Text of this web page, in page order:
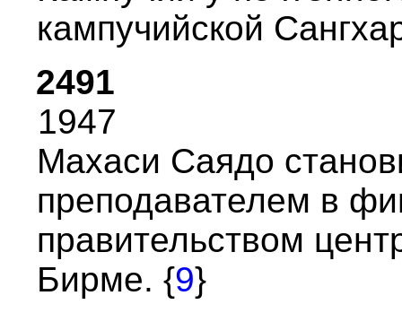
кампучийской
2491
1947
Махаси Саядо
пpеподавателем в
пpавительством
Биpме. {9}